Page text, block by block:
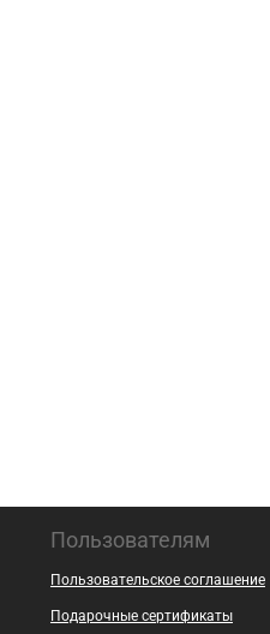
Пользователям
Пользовательское соглашение
Подарочные сертификаты